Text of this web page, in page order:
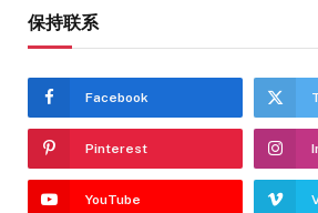
保持联系
Facebook
Pinterest
YouTube